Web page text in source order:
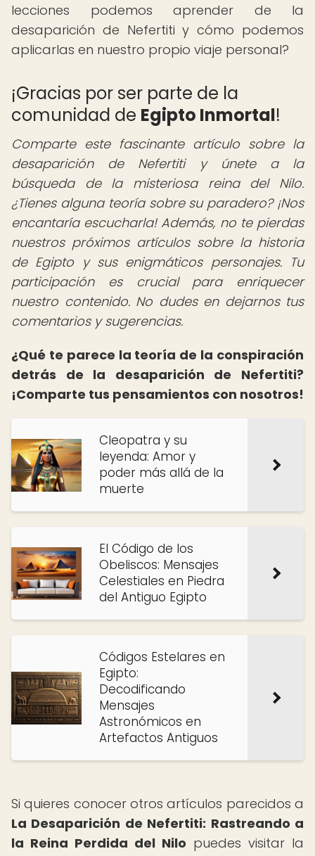
lecciones podemos aprender de la
desaparición de Nefertiti y cómo podemos
aplicarlas en nuestro propio viaje personal?
¡Gracias por ser parte de la
comunidad de Egipto Inmortal!
Comparte este fascinante artículo sobre la
desaparición de Nefertiti y únete a la
búsqueda de la misteriosa reina del Nilo.
¿Tienes alguna teoría sobre su paradero? ¡Nos
encantaría escucharla! Además, no te pierdas
nuestros próximos artículos sobre la historia
de Egipto y sus enigmáticos personajes. Tu
participación es crucial para enriquecer
nuestro contenido. No dudes en dejarnos tus
comentarios y sugerencias.
¿Qué te parece la teoría de la conspiración
detrás de la desaparición de Nefertiti?
¡Comparte tus pensamientos con nosotros!
Cleopatra y su
leyenda: Amor y
poder más allá de la
muerte
El Código de los
Obeliscos: Mensajes
Celestiales en Piedra
del Antiguo Egipto
Códigos Estelares en
Egipto:
Decodificando
Mensajes
Astronómicos en
Artefactos Antiguos
Si quieres conocer otros artículos parecidos a
La Desaparición de Nefertiti: Rastreando a
la Reina Perdida del Nilo puedes visitar la